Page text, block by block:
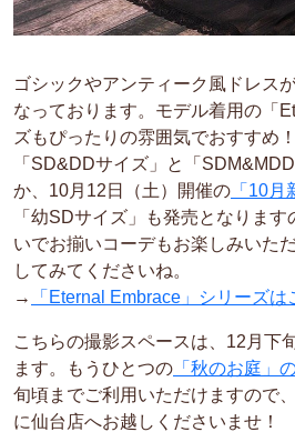
ゴシックやアンティーク風ドレス
なっております。モデル着用の「
ズもぴったりの雰囲気でおすすめ
「SD&DDサイズ」と「
か、10月12日（土）開催の 「10月
「幼SDサイズ」も発売となりま
いでお揃いコーデもお楽しみいた
してみてくださいね。
→
「Eternal Embrace」シリーズは
こちらの撮影スペースは、12月下
ます。もうひとつの 「秋のお庭」
旬頃までご利用いただけますので
に仙台店へお越しくださいませ！